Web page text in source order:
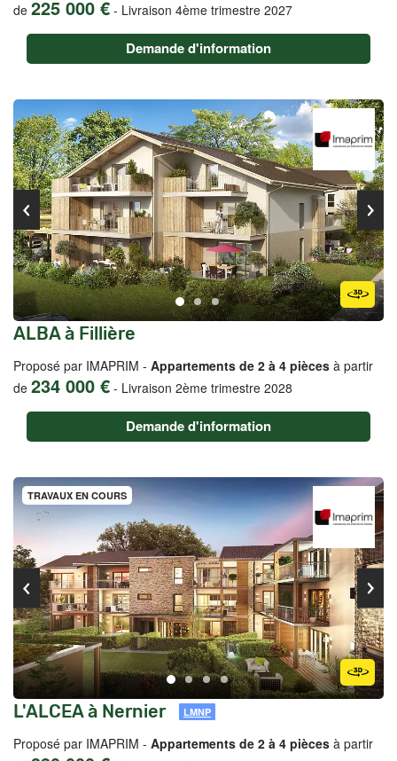
de 225 000 € - Livraison 4ème trimestre 2027
Demande d'information
ALBA à Fillière
Proposé par IMAPRIM - Appartements de 2 à 4 pièces à partir
de 234 000 € - Livraison 2ème trimestre 2028
Demande d'information
TRAVAUX EN COURS
L'ALCEA à Nernier LMNP
Proposé par IMAPRIM - Appartements de 2 à 4 pièces à partir